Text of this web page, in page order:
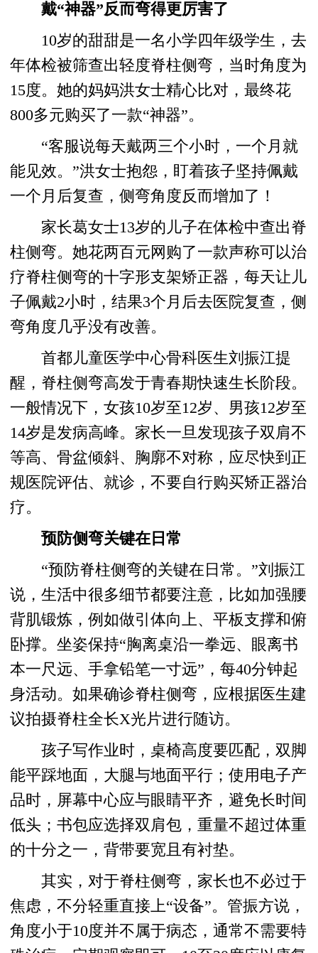
戴“神器”反而弯得更厉害了
10岁的甜甜是一名小学四年级学生，去
年体检被筛查出轻度脊柱侧弯，当时角度为
15度。她的妈妈洪女士精心比对，最终花
800多元购买了一款“神器”。
“客服说每天戴两三个小时，一个月就
能见效。”洪女士抱怨，盯着孩子坚持佩戴
一个月后复查，侧弯角度反而增加了！
家长葛女士13岁的儿子在体检中查出脊
柱侧弯。她花两百元网购了一款声称可以治
疗脊柱侧弯的十字形支架矫正器，每天让儿
子佩戴2小时，结果3个月后去医院复查，侧
弯角度几乎没有改善。
首都儿童医学中心骨科医生刘振江提
醒，脊柱侧弯高发于青春期快速生长阶段。
一般情况下，女孩10岁至12岁、男孩12岁至
14岁是发病高峰。家长一旦发现孩子双肩不
等高、骨盆倾斜、胸廓不对称，应尽快到正
规医院评估、就诊，不要自行购买矫正器治
疗。
预防侧弯关键在日常
“预防脊柱侧弯的关键在日常。”刘振江
说，生活中很多细节都要注意，比如加强腰
背肌锻炼，例如做引体向上、平板支撑和俯
卧撑。坐姿保持“胸离桌沿一拳远、眼离书
本一尺远、手拿铅笔一寸远”，每40分钟起
身活动。如果确诊脊柱侧弯，应根据医生建
议拍摄脊柱全长X光片进行随访。
孩子写作业时，桌椅高度要匹配，双脚
能平踩地面，大腿与地面平行；使用电子产
品时，屏幕中心应与眼睛平齐，避免长时间
低头；书包应选择双肩包，重量不超过体重
的十分之一，背带要宽且有衬垫。
其实，对于脊柱侧弯，家长也不必过于
焦虑，不分轻重直接上“设备”。管振方说，
角度小于10度并不属于病态，通常不需要特